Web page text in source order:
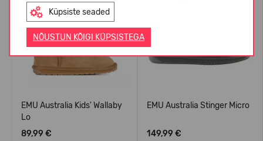
Küpsiste seaded
NÕUSTUN KÕIGI KÜPSISTEGA
EMU Australia Kids' Wallaby
Lo
89,99 €
EMU Australia Stinger Micro
149,99 €